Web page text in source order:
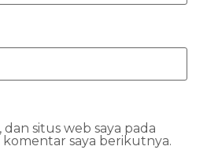
situs web saya pada
saya berikutnya.